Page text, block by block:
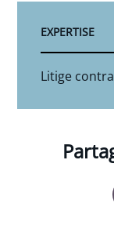
EXPERTISE
Litige